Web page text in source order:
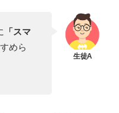
「スマ
めら